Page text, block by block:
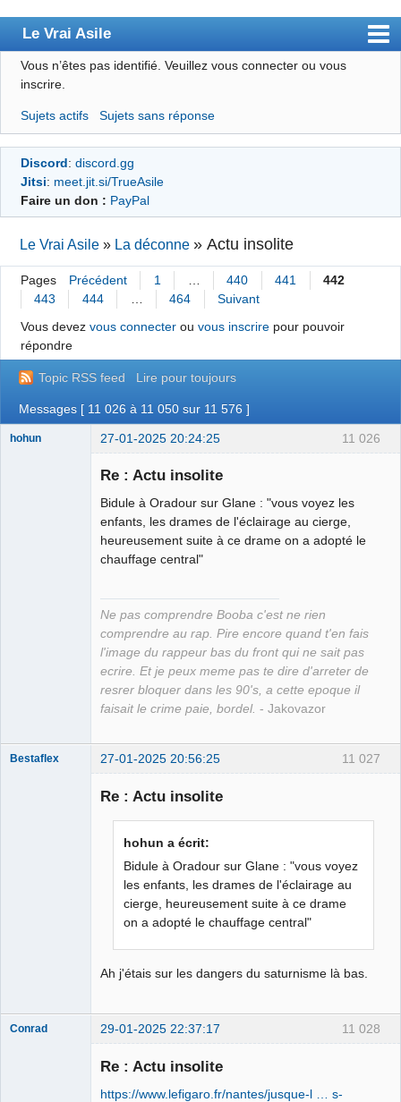
Le Vrai Asile
Accueil
Forum
Membres
Règles
S’inscrire
Connexion
Vous n’êtes pas identifié. Veuillez vous connecter ou vous
inscrire.
Sujets actifs Sujets sans réponse
Discord: discord.gg
Jitsi: meet.jit.si/TrueAsile
Faire un don : PayPal
Le Vrai Asile » La déconne »Actu insolite
Pages Précédent 1 … 440 441
442
443
444 … 464
Suivant
Vous devez vous connecterou vous inscrirepour pouvoir
répondre
Topic RSS feed Lire pour toujours
Messages [ 11 026 à 11 050 sur 11 576 ]
11 026
hohun 27-01-2025 20:24:25
Re : Actu insolite
Bidule à Oradour sur Glane : "vous voyez les
enfants, les drames de l'éclairage au cierge,
heureusement suite à ce drame on a adopté le
chauffage central"
Ne pas comprendre Booba c'est ne rien
comprendre au rap. Pire encore quand t'en fais
l'image du rappeur bas du front qui ne sait pas
ecrire. Et je peux meme pas te dire d'arreter de
resrer bloquer dans les 90's, a cette epoque il
faisait le crime paie, bordel. - Jakovazor
11 027
Bestaflex 27-01-2025 20:56:25
Re : Actu insolite
hohun a écrit:
Bidule à Oradour sur Glane : "vous voyez
les enfants, les drames de l'éclairage au
cierge, heureusement suite à ce drame
on a adopté le chauffage central"
Ah j'étais sur les dangers du saturnisme là bas.
11 028
Conrad 29-01-2025 22:37:17
Re : Actu insolite
https://www.lefigaro.fr/nantes/jusque-l … s-